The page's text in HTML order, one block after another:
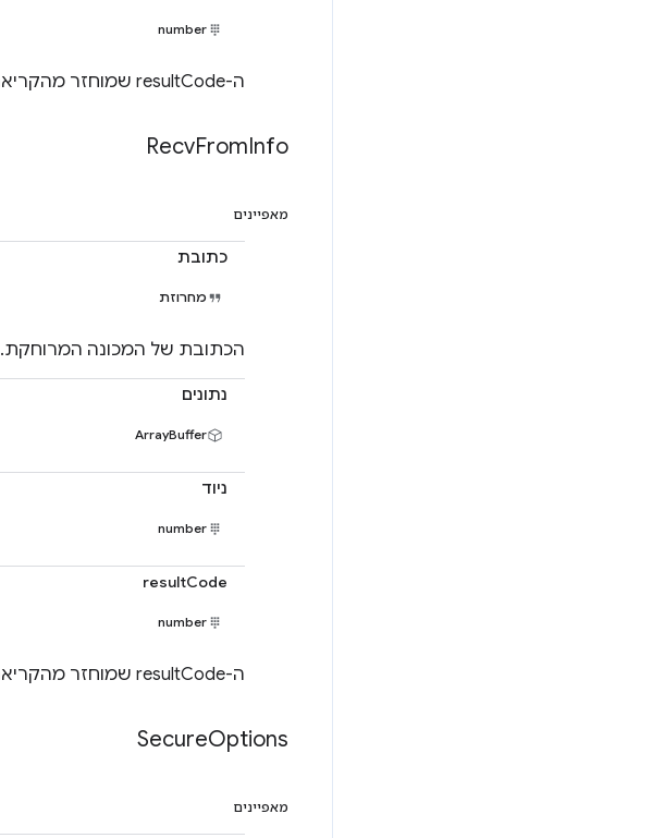
number
ה-resultCode שמוחזר מהקריאה הבסיסית (read()).
RecvFromInfo
מאפיינים
כתובת
מחרוזת
הכתובת של המכונה המרוחקת.
נתונים
ArrayBuffer
ניוד
number
resultCode
number
ה-resultCode שמוחזר מהקריאה הבסיסית recvfrom().
SecureOptions
מאפיינים